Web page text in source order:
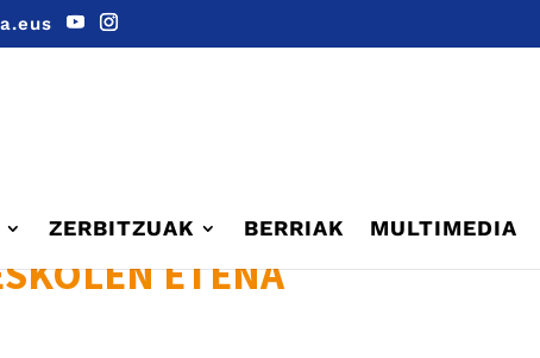
ZERBITZUAK BERRIAK MULTIMEDIA
ETENA